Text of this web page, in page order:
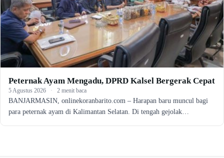
Peternak Ayam Mengadu, DPRD Kalsel Bergerak Cepat
5 Agustus 2026 · 2 menit baca
BANJARMASIN, onlinekoranbarito.com – Harapan baru muncul bagi
para peternak ayam di Kalimantan Selatan. Di tengah gejolak…